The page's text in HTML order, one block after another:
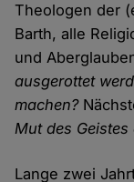
Theologen der
Barth, alle
und
ausgerottet
machen?
Mut des
Lange zwei